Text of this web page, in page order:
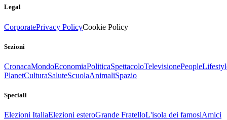
Legal
CorporatePrivacy PolicyCookie Policy
Sezioni
CronacaMondoEconomiaPoliticaSpettacoloTelevisionePeople
PlanetCulturaSaluteScuolaAnimaliSpazio
Speciali
Elezioni ItaliaElezioni esteroGrande FratelloL'isola dei famosiAmici